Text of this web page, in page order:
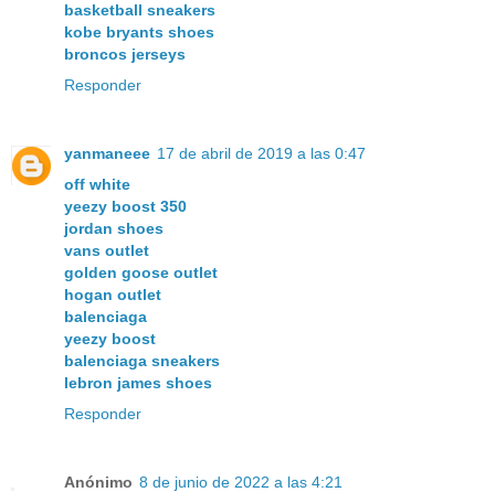
basketball sneakers
kobe bryants shoes
broncos jerseys
Responder
yanmaneee 17 de abril de 2019 a las 0:47
off white
yeezy boost 350
jordan shoes
vans outlet
golden goose outlet
hogan outlet
balenciaga
yeezy boost
balenciaga sneakers
lebron james shoes
Responder
Anónimo 8 de junio de 2022 a las 4:21